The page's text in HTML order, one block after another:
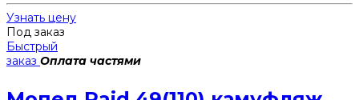
Узнать цену
Под заказ
Быстрый
заказ Оплата частями